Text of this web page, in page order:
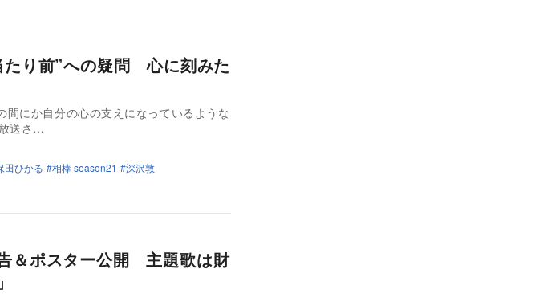
たり前”への疑問 心に刻みた
にか自分の心の支えになっているような
送さ…
田ひかる 相棒 season21 深沢敦
＆ポスター公開 主題歌は財